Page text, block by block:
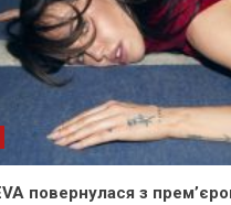
повернулася з